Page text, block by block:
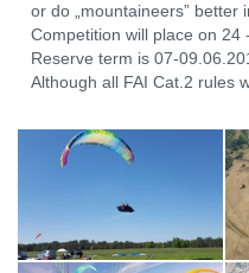
or do „mountaineers” better
Competition will place on 24
Reserve term is 07-
Although all FAI Cat.2 rules